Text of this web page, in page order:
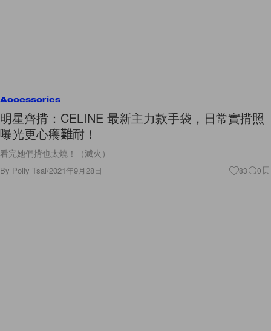
Accessories
明星齊揹：CELINE 最新主力款手袋，日常實揹照
曝光更心癢難耐！
看完她們揹也太燒！（滅火）
By Polly Tsai/2021年9月28日 83 0